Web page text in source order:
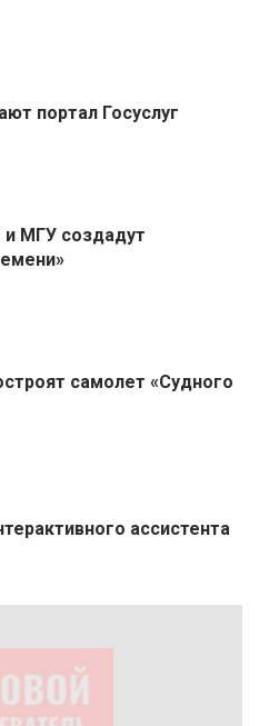
портал Госуслуг
МГУ создадут
самолет «Судного
ассистента